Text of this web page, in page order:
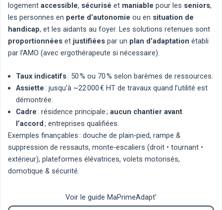
logement accessible, sécurisé et maniable pour les seniors,
les personnes en perte d’autonomie ou en situation de
handicap, et les aidants au foyer. Les solutions retenues sont
proportionnéeset justifiéespar un plan d’adaptation établi
par l’AMO (avec ergothérapeute si nécessaire).
Taux indicatifs: 50 % ou 70 % selon barèmes de ressources.
Assiette: jusqu’à ~22 000 € HT de travaux quand l’utilité est
démontrée.
Cadre: résidence principale ; aucun chantier avant
l’accord; entreprises qualifiées.
Exemples finançables : douche de plain‑pied, rampe &
suppression de ressauts, monte‑escaliers (droit• tournant•
extérieur), plateformes élévatrices, volets motorisés,
domotique & sécurité.
Voir le guide MaPrimeAdapt’